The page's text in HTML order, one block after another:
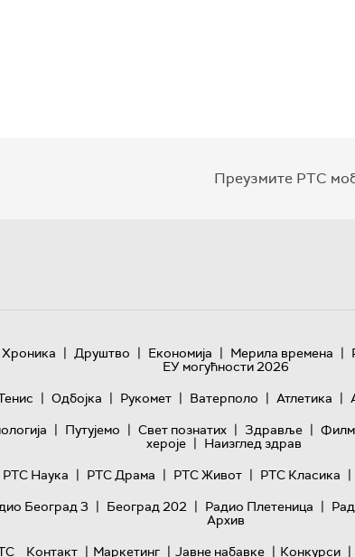
Преузмите РТС
Хроника | Друштво | Економија | Мерила времена |
ЕУ могућности 2026
| Одбојка | Рукомет | Ватерполо | Атлетика |
| Путујемо | Свет познатих | Здравље |
хероје | Наизглед здрав
РТС Наука | РТС Драма | РТС Живот | РТС Класика |
Београд 3 | Београд 202 | Радио Плетеница |
Архив
Контакт | Маркетинг | Јавне набавке | Конкурси |